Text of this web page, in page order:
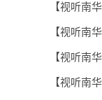
【视听南
【视听南
【视听南
【视听南